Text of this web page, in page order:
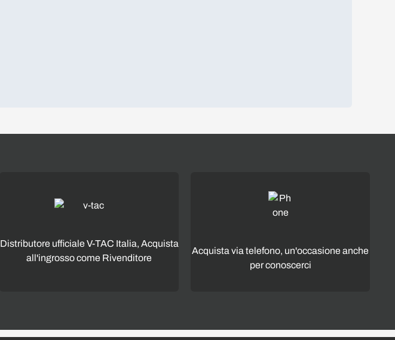
Distributore ufficiale V-TAC Italia, Acquista
all'ingrosso come Rivenditore
Acquista via telefono, un'occasione anche
per conoscerci